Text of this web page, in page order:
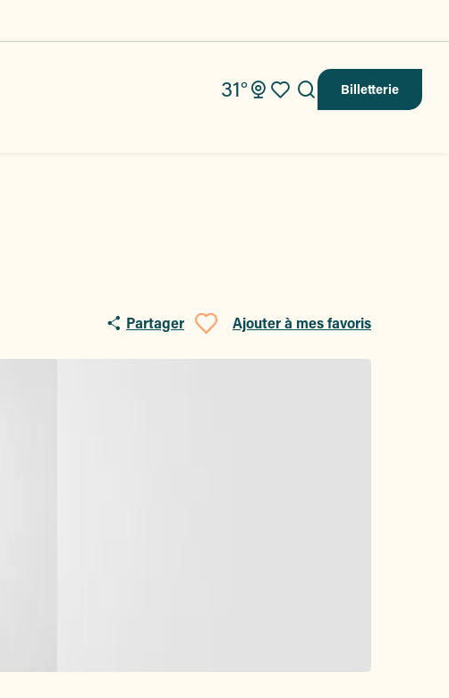
31° Billetterie
Voir les favoris
Recherche
Partager
Ajouter aux
Ajouter à mes favoris